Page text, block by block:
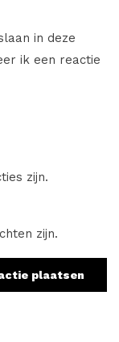
in deze
ik een reactie
zijn.
zijn.